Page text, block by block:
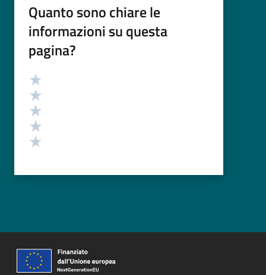
Quanto sono chiare le
informazioni su questa
pagina?
Valutazione